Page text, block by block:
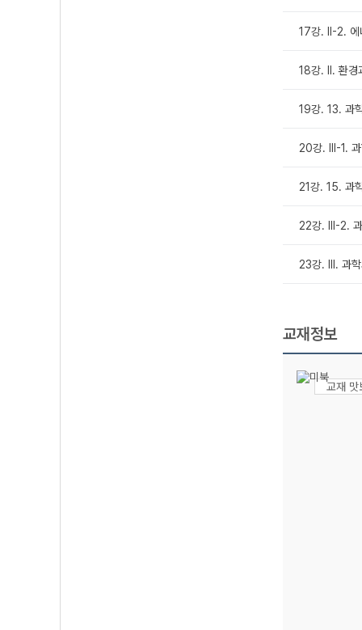
17강. Ⅱ-2. 에
18강. Ⅱ. 환경
19강. 13. 과
20강. Ⅲ-1. 과
21강. 15. 과
22강. Ⅲ-2. 과
23강. Ⅲ. 과
교재정보
교재